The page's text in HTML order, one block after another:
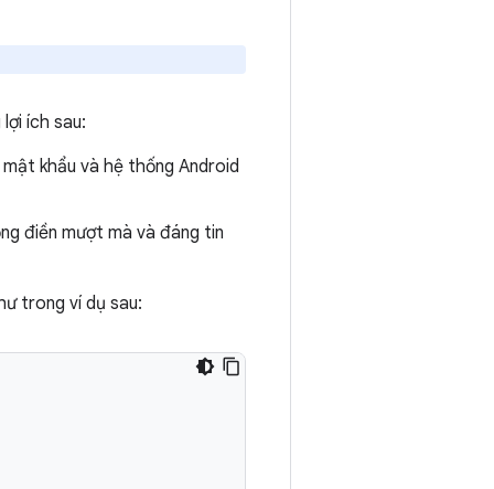
ích sau:
khẩu và hệ thống Android
điền mượt mà và đáng tin
trong ví dụ sau: